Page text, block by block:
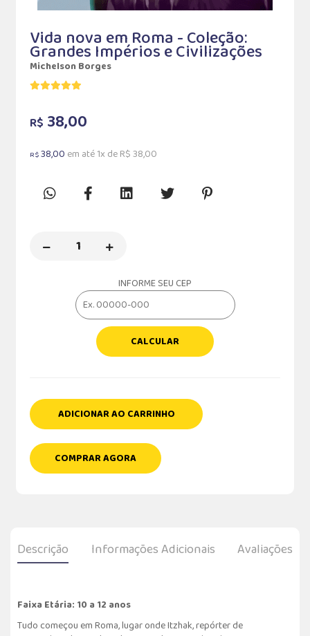
Vida nova em Roma - Coleção:
Grandes Impérios e Civilizações
Michelson Borges
R$ 38,00
R$38,00 em até 1x de R$ 38,00
INFORME SEU CEP
CALCULAR
ADICIONAR AO CARRINHO
COMPRAR AGORA
Descrição Informações Adicionais Avaliações
Faixa Etária: 10 a 12 anos
Tudo começou em Roma, lugar onde Itzhak, repórter de